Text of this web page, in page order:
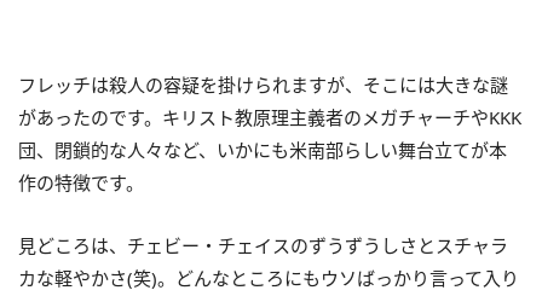
フレッチは殺人の容疑を掛けられますが、そこには大きな謎
があったのです。キリスト教原理主義者のメガチャーチやKKK
団、閉鎖的な人々など、いかにも米南部らしい舞台立てが本
作の特徴です。
見どころは、チェビー・チェイスのずうずうしさとスチャラ
カな軽やかさ(笑)。どんなところにもウソばっかり言って入り